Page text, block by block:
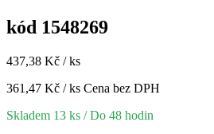
kód 1548269
437,38 Kč / ks
361,47 Kč / ks Cena bez DPH
Skladem 13 ks / Do 48 hodin